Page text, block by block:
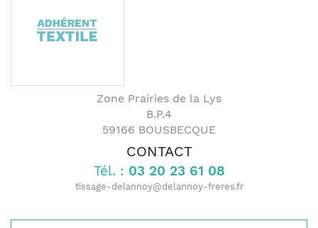
Zone Prairies de la Lys
B.P.4
59166 BOUSBECQUE
CONTACT
Tél. : 03 20 23 61 08
tissage-delannoy@delannoy-freres.fr